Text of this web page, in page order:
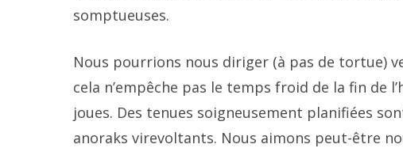
somptueuses.
Nous pourrions nous diriger (à pas de tortue)
cela n’empêche pas le temps froid de la fin de
joues. Des tenues soigneusement planifiées
anoraks virevoltants. Nous aimons peut-être